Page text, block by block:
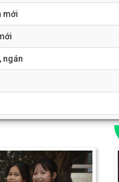
mới
ngán
Next